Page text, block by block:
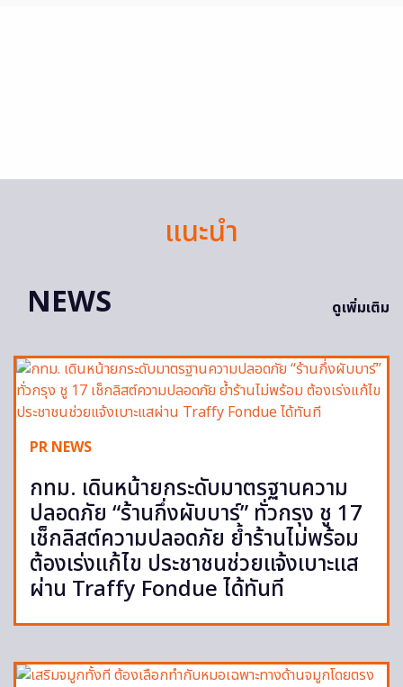
แนะนำ
NEWS
ดูเพิ่มเติม
PR NEWS
กทม. เดินหน้ายกระดับมาตรฐานความ
ปลอดภัย “ร้านกึ่งผับบาร์” ทั่วกรุง ชู 17
เช็กลิสต์ความปลอดภัย ย้ำร้านไม่พร้อม
ต้องเร่งแก้ไข ประชาชนช่วยแจ้งเบาะแส
ผ่าน Traffy Fondue ได้ทันที